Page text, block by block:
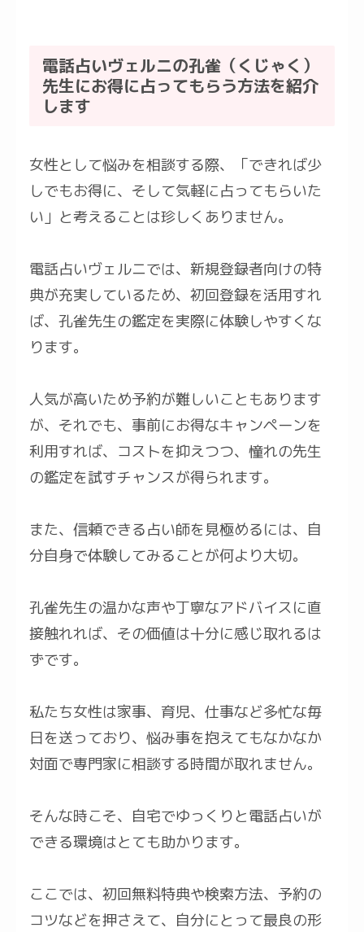
電話占いヴェルニの孔雀（くじゃく）
先生にお得に占ってもらう方法を紹介
します
女性として悩みを相談する際、「できれば少
しでもお得に、そして気軽に占ってもらいた
い」と考えることは珍しくありません。
電話占いヴェルニでは、新規登録者向けの特
典が充実しているため、初回登録を活用すれ
ば、孔雀先生の鑑定を実際に体験しやすくな
ります。
人気が高いため予約が難しいこともあります
が、それでも、事前にお得なキャンペーンを
利用すれば、コストを抑えつつ、憧れの先生
の鑑定を試すチャンスが得られます。
また、信頼できる占い師を見極めるには、自
分自身で体験してみることが何より大切。
孔雀先生の温かな声や丁寧なアドバイスに直
接触れれば、その価値は十分に感じ取れるは
ずです。
私たち女性は家事、育児、仕事など多忙な毎
日を送っており、悩み事を抱えてもなかなか
対面で専門家に相談する時間が取れません。
そんな時こそ、自宅でゆっくりと電話占いが
できる環境はとても助かります。
ここでは、初回無料特典や検索方法、予約の
コツなどを押さえて、自分にとって最良の形